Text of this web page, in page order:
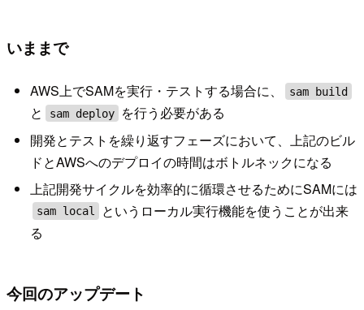
いままで
AWS上でSAMを実行・テストする場合に、 sam build
と sam deploy
を行う必要がある
開発とテストを繰り返すフェーズにおいて、上記のビル
ドとAWSへのデプロイの時間はボトルネックになる
上記開発サイクルを効率的に循環させるためにSAMには
sam local
というローカル実行機能を使うことが出来
る
今回のアップデート